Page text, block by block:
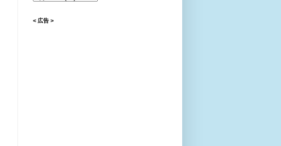
< 広告 >